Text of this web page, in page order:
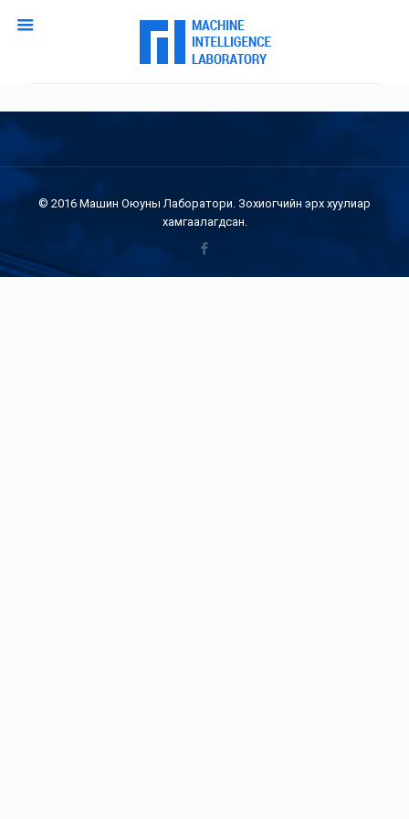
© 2016 Машин Оюуны Лаборатори. Зохиогчийн эрх хуулиар
хамгаалагдсан.